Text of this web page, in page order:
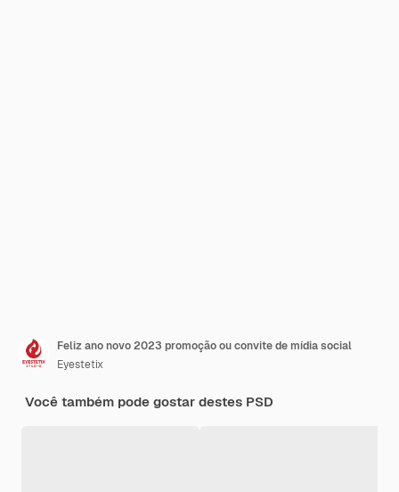
Feliz ano novo 2023 promoção ou convite de mídia social
Eyestetix
Você também pode gostar destes PSD